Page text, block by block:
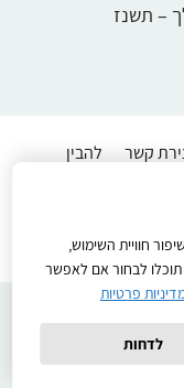
– תשנז
קשר
להבין
חוויית השימוש,
תוכלו לבחור אם לאפשר
פרטיות
לדחות